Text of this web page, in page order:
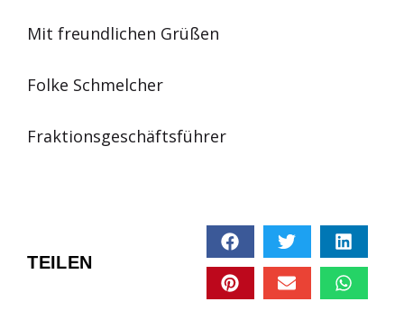
Mit freundlichen Grüßen
Folke Schmelcher
Fraktionsgeschäftsführer
TEILEN